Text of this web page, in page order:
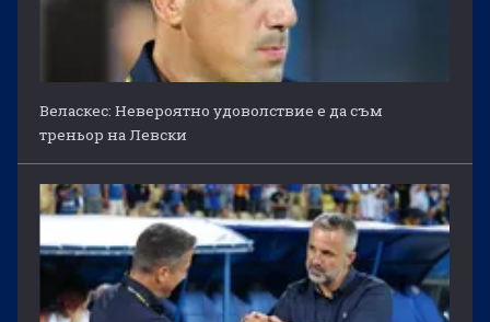
Веласкес: Невероятно удоволствие е да съм
треньор на Левски